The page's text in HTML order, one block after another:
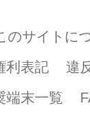
のサイトに
利表記
違
端末一覧